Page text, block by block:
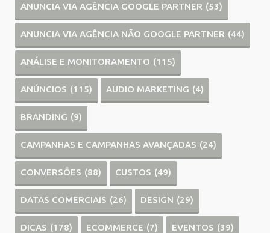
ANUNCIA VIA AGÊNCIA GOOGLE PARTNER (53)
ANUNCIA VIA AGÊNCIA NÃO GOOGLE PARTNER (44)
ANÁLISE E MONITORAMENTO (115)
ANÚNCIOS (115) AUDIO MARKETING (4)
BRANDING (9)
CAMPANHAS E CAMPANHAS AVANÇADAS (24)
CONVERSÕES (88) CUSTOS (49)
DATAS COMERCIAIS (26) DESIGN (29)
DICAS (178) ECOMMERCE (7) EVENTOS (39)